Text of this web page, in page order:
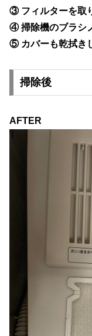
③ フィルターを取
④掃除機のブラシ
⑤ カバーも乾拭き
掃除後
AFTER